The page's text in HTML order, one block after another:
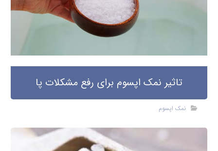
تاثیر نمک اپسوم برای رفع مشکلات پا
نمک اپسوم